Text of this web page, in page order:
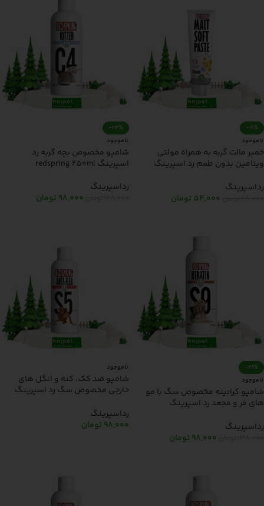
-21%
ناموجود
خمیر مالت گربه به همراه مولتی
ویتامین بدون طعم رد اسپرینگ
رداسپرینگ
54,000 تومان
-23%
ناموجود
شامپو مخصوص بچه گربه رد
اسپرینگ redspring 250ml
رداسپرینگ
98,000 تومان
-29%
ناموجود
شامپو کراتینه مخصوص سگ با مو
های فر و مجعد رد اسپرینگ
رداسپرینگ
98,000 تومان
ناموجود
شامپو ضد کک، کنه و انگل های
خارجی مخصوص سگ رد اسپرینگ
رداسپرینگ
98,000 تومان